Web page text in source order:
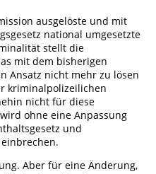
ausgelöste und mit
national umgesetzte
stellt die
mit dem bisherigen
Ansatz nicht mehr zu lösen
kriminalpolizeilichen
nicht für diese
ohne eine Anpassung
und
Aber für eine Änderung,